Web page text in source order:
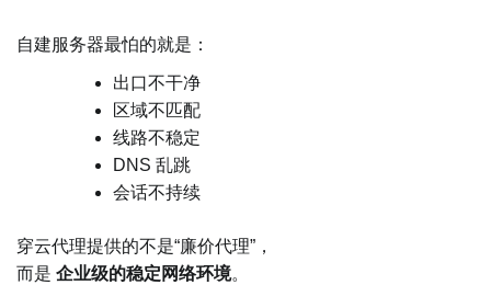
自建服务器最怕的就是：
出口不干净
区域不匹配
线路不稳定
DNS 乱跳
会话不持续
穿云代理提供的不是“廉价代理”，
而是 企业级的稳定网络环境。